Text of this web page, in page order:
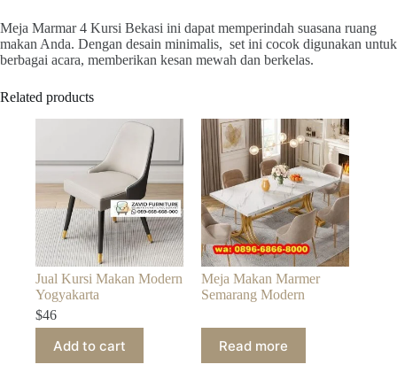
Meja Marmar 4 Kursi Bekasi ini dapat memperindah suasana ruang
makan Anda. Dengan desain minimalis, set ini cocok digunakan untuk
berbagai acara, memberikan kesan mewah dan berkelas.
Related products
Jual Kursi Makan Modern
Yogyakarta
$46
Add to cart
Meja Makan Marmer
Semarang Modern
Read more